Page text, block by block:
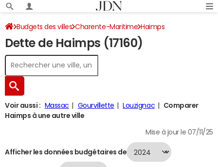
Budgets des villes Charente-Maritime Haimps
Dette au 31/12/2024
Dette de Haimps (17160)
Voir aussi : Massac Gourvillette Louzignac
Comparer
Haimps à une autre ville
Mise à jour le 07/11/25
Afficher les données budgétaires de